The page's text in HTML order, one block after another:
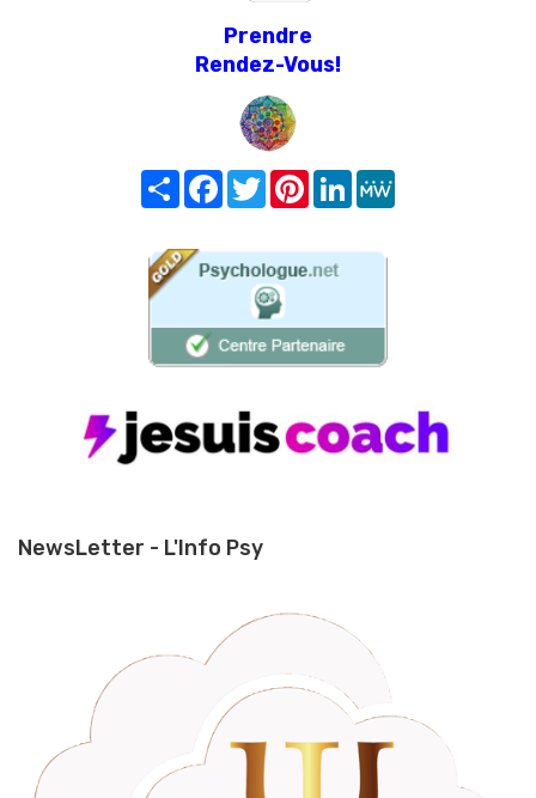
Prendre
Rendez-Vous!
Share FacebookTwitterPinterest
LinkedIn
NewsLetter - L'Info Psy